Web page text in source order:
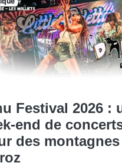
Festival 2026 :
end de
des montagnes